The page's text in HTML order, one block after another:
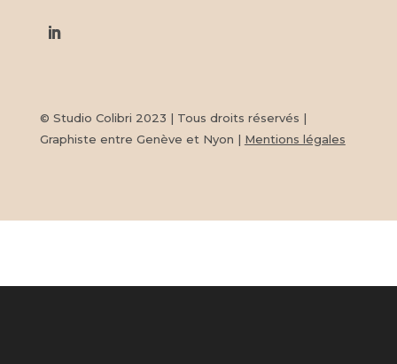
© Studio Colibri 2023 | Tous droits réservés |
Graphiste entre Genève et Nyon | Mentions légales